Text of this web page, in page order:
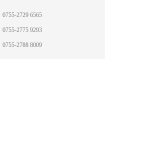
2729 6565
2775 9293
2788 8009